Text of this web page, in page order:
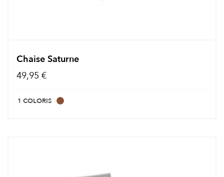
Chaise Saturne
49,95 €
1 COLORIS